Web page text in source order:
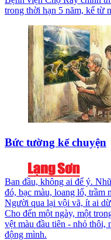
trong thời hạn 5 năm, kể từ
Bức tường kể chuyện
Ban đầu, không ai để ý.
đó, bạc màu, loang lổ, trầm
Người qua lại vội vã, ít ai
Cho đến một ngày, một
vệt màu đầu tiên - nhỏ thôi,
động mình.